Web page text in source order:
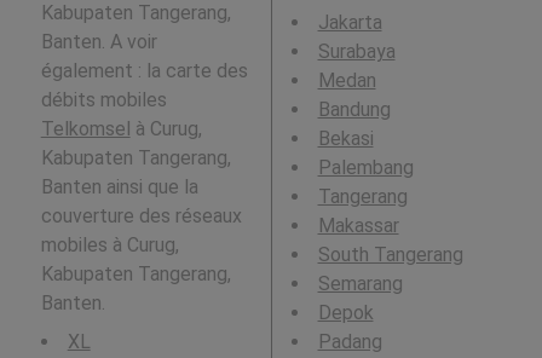
Kabupaten Tangerang,
Banten. A voir
également : la carte des
débits mobiles
Telkomsel à Curug,
Kabupaten Tangerang,
Banten ainsi que la
couverture des réseaux
mobiles à Curug,
Kabupaten Tangerang,
Banten.
XL
Jakarta
Surabaya
Medan
Bandung
Bekasi
Palembang
Tangerang
Makassar
South Tangerang
Semarang
Depok
Padang